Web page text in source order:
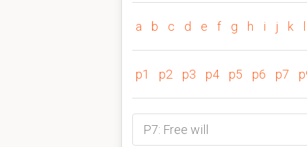
a b c d e f g h i j k
p1 p2 p3 p4 p5 p6 p7
P7: Free will